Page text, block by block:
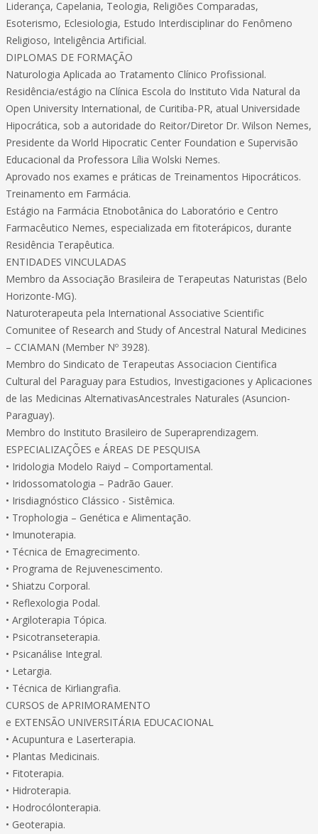
Liderança, Capelania, Teologia, Religiões Comparadas,
Esoterismo, Eclesiologia, Estudo Interdisciplinar do Fenômeno
Religioso, Inteligência Artificial.
DIPLOMAS DE FORMAÇÃO
Naturologia Aplicada ao Tratamento Clínico Profissional.
Residência/estágio na Clínica Escola do Instituto Vida Natural da
Open University International, de Curitiba-PR, atual Universidade
Hipocrática, sob a autoridade do Reitor/Diretor Dr. Wilson Nemes,
Presidente da World Hipocratic Center Foundation e Supervisão
Educacional da Professora Lília Wolski Nemes.
Aprovado nos exames e práticas de Treinamentos Hipocráticos.
Treinamento em Farmácia.
Estágio na Farmácia Etnobotânica do Laboratório e Centro
Farmacêutico Nemes, especializada em fitoterápicos, durante
Residência Terapêutica.
ENTIDADES VINCULADAS
Membro da Associação Brasileira de Terapeutas Naturistas (Belo
Horizonte-MG).
Naturoterapeuta pela International Associative Scientific
Comunitee of Research and Study of Ancestral Natural Medicines
– CCIAMAN (Member Nº 3928).
Membro do Sindicato de Terapeutas Associacion Cientifica
Cultural del Paraguay para Estudios, Investigaciones y Aplicaciones
de las Medicinas AlternativasAncestrales Naturales (Asuncion-
Paraguay).
Membro do Instituto Brasileiro de Superaprendizagem.
ESPECIALIZAÇÕES e ÁREAS DE PESQUISA
• Iridologia Modelo Raiyd – Comportamental.
• Iridossomatologia – Padrão Gauer.
• Irisdiagnóstico Clássico - Sistêmica.
• Trophologia – Genética e Alimentação.
• Imunoterapia.
• Técnica de Emagrecimento.
• Programa de Rejuvenescimento.
• Shiatzu Corporal.
• Reflexologia Podal.
• Argiloterapia Tópica.
• Psicotranseterapia.
• Psicanálise Integral.
• Letargia.
• Técnica de Kirliangrafia.
CURSOS de APRIMORAMENTO
e EXTENSÃO UNIVERSITÁRIA EDUCACIONAL
• Acupuntura e Laserterapia.
• Plantas Medicinais.
• Fitoterapia.
• Hidroterapia.
• Hodrocólonterapia.
• Geoterapia.